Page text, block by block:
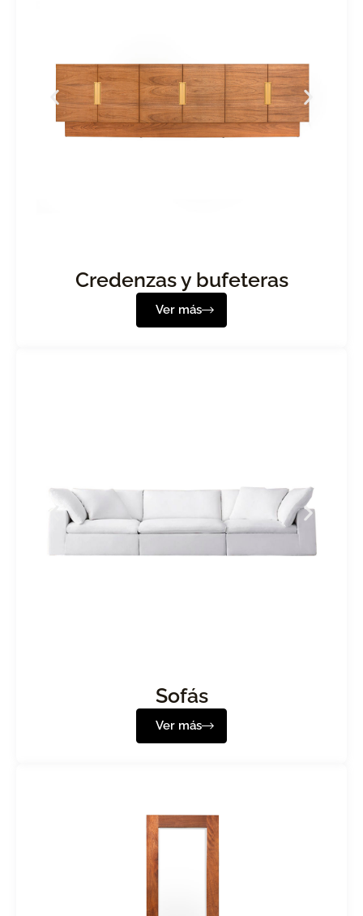
Credenzas y bufeteras
Ver más
Sofás
Ver más